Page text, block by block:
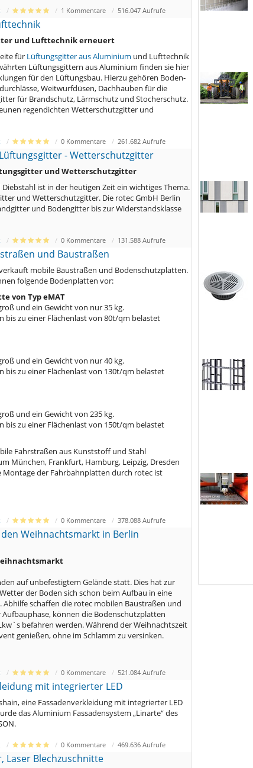
1 Kommentare 516.047 Aufrufe
und Lufttechnik erneuert
für Lüftungsgitter aus Aluminium und Lufttechnik
Lüftungsgittern aus Aluminium finden sie hier
für den Lüftungsbau. Hierzu gehören Boden-
Weitwurfdüsen, Dachhauben für die
für Brandschutz, Lärmschutz und Stocherschutz.
regendichten Wetterschutzgitter und
0 Kommentare 261.682 Aufrufe
- Wetterschutzgitter
und Wetterschutzgitter
ist in der heutigen Zeit ein wichtiges Thema.
und Wetterschutzgitter. Die rotec GmbH Berlin
und Bodengitter bis zur Widerstandsklasse
0 Kommentare 131.588 Aufrufe
und Baustraßen
mobile Baustraßen und Bodenschutzplatten.
folgende Bodenplatten vor:
von Typ eMAT
und ein Gewicht von nur 35 kg.
bis zu einer Flächenlast von 80t/qm belastet
und ein Gewicht von nur 40 kg.
bis zu einer Flächenlast von 130t/qm belastet
und ein Gewicht von 235 kg.
bis zu einer Flächenlast von 150t/qm belastet
Fahrstraßen aus Kunststoff und Stahl
München, Frankfurt, Hamburg, Leipzig, Dresden
Montage der Fahrbahnplatten durch rotec ist
0 Kommentare 378.088 Aufrufe
Weihnachtsmarkt in Berlin
auf unbefestigtem Gelände statt. Dies hat zur
der Boden sich schon beim Aufbau in eine
schaffen die rotec mobilen Baustraßen und
können die Bodenschutzplatten
befahren werden. Während der Weihnachtszeit
genießen, ohne im Schlamm zu versinken.
0 Kommentare 521.084 Aufrufe
mit integrierter LED
eine Fassadenverkleidung mit integrierter LED
das Aluminium Fassadensystem „Linarte“ des
0 Kommentare 469.636 Aufrufe
Laser Blechzuschnitte